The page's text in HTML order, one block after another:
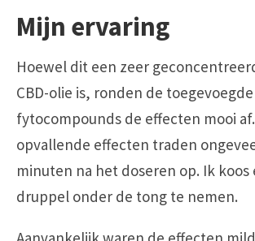
Mijn ervaring
Hoewel dit een zeer
CBD-olie is, ronden de toegevoegde
fytocompounds de effecten mooi
opvallende effecten traden
minuten na het doseren op. Ik koos
druppel onder de tong te nemen.